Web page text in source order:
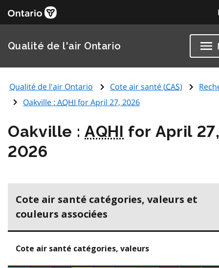
Qualité de l'air Ontario
Qualité de l'air Ontario Cote air santé (CAS)
Oakville :AQHI for April 27, 2026
Oakville :AQHI for April
2026
Cote air santé catégories, valeurs et
couleurs associées
Cote air santé catégories, valeurs